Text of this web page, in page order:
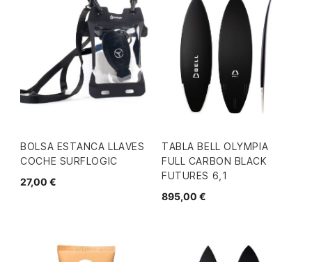
BOLSA ESTANCA LLAVES
COCHE SURFLOGIC
27,00 €
TABLA BELL OLYMPIA
FULL CARBON BLACK
FUTURES 6,1
895,00 €